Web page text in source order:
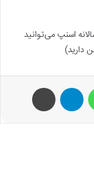
اسنپ می‌توانید
دارید)